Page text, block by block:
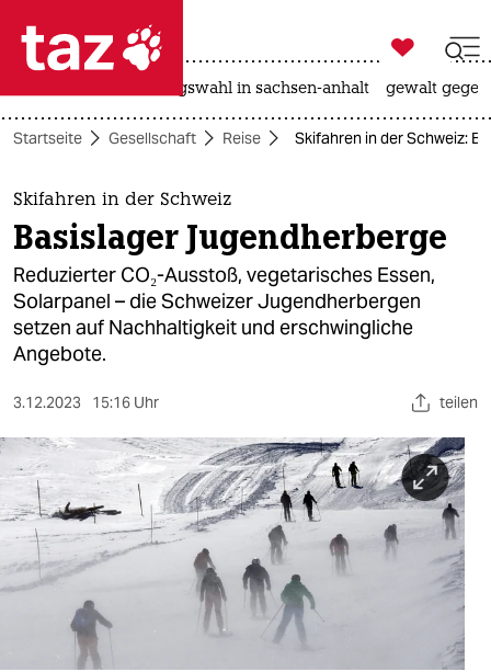
 taz zahl ich
taz zahl ich
themen
politik
öko
gesellschaft
kultur
sport
berlin
nord
wahrheit
verlag

taz zahl ich
landtagswahl in sachsen-anhalt gewalt
Startseite Gesellschaft Reise Skifahren in der Schweiz:
Skifahren in der Schweiz
Basislager Jugendherberge
Reduzierter CO₂-Ausstoß, vegetarisches Essen,
Solarpanel – die Schweizer Jugendherbergen
setzen auf Nachhaltigkeit und erschwingliche
Angebote.
3.12.2023 15:16 Uhr teilen